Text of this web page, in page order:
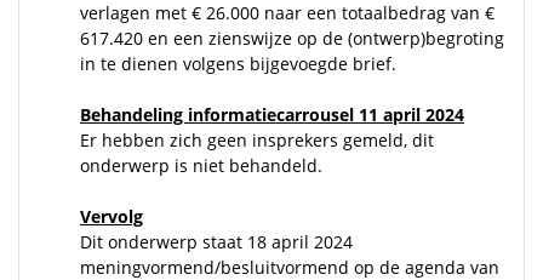
verlagen met € 26.000 naar een totaalbedrag van €
617.420 en een zienswijze op de (ontwerp)begroting
in te dienen volgens bijgevoegde brief.
Behandeling informatiecarrousel 11 april 2024
Er hebben zich geen insprekers gemeld, dit
onderwerp is niet behandeld.
Vervolg
Dit onderwerp staat 18 april 2024
meningvormend/besluitvormend op de agenda van